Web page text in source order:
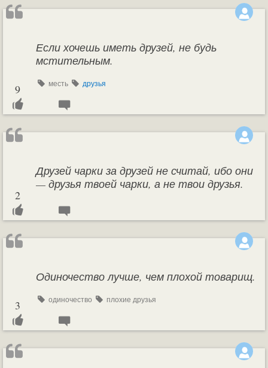
Если хочешь иметь друзей, не будь
мстительным.
месть друзья
9
Друзей чарки за друзей не считай, ибо они
— друзья твоей чарки, а не твои друзья.
2
Одиночество лучше, чем плохой товарищ.
одиночество плохие друзья
3